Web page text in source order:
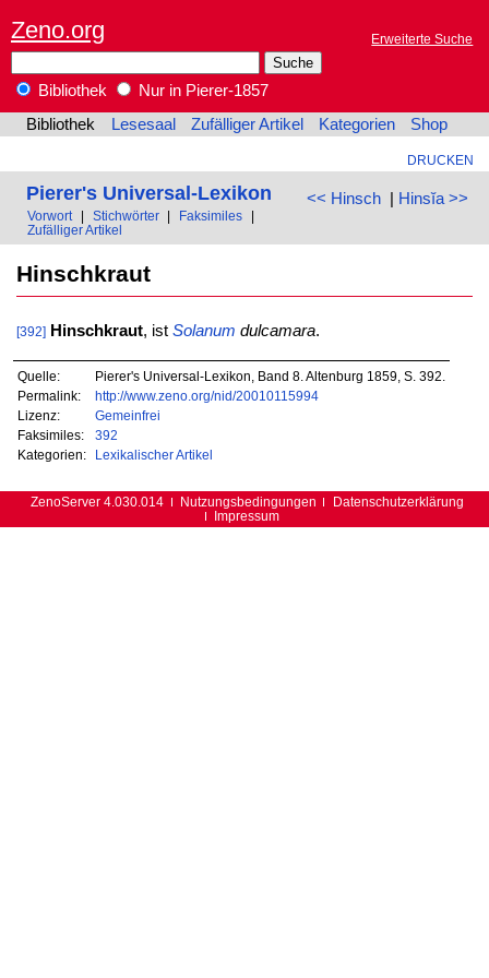
Zeno.org Erweiterte Suche
Bibliothek
Nur in Pierer-1857
Bibliothek
Lesesaal Zufälliger Artikel Kategorien Shop
DRUCKEN
<< Hinsch| Hinsĭa >>
Pierer's Universal-Lexikon
Vorwort Stichwörter Faksimiles
Zufälliger Artikel
Hinschkraut
[392] Hinschkraut, ist Solanum dulcamara.
Quelle:
Pierer's Universal-Lexikon, Band 8. Altenburg 1859, S. 392.
Permalink:
http://www.zeno.org/nid/20010115994
Lizenz:
Gemeinfrei
Faksimiles:
392
Kategorien:
Lexikalischer Artikel
ZenoServer 4.030.014 Nutzungsbedingungen
Datenschutzerklärung
Impressum